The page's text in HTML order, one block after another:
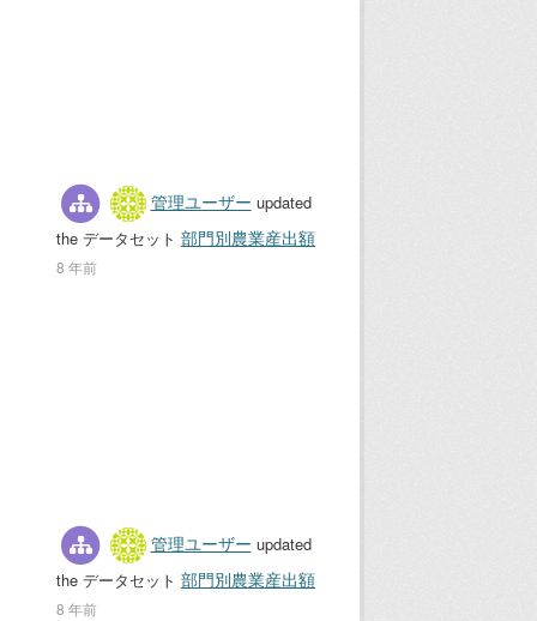
管理ユーザー updated
the データセット部門別農業産出額
8 年前
管理ユーザー updated
the データセット部門別農業産出額
8 年前